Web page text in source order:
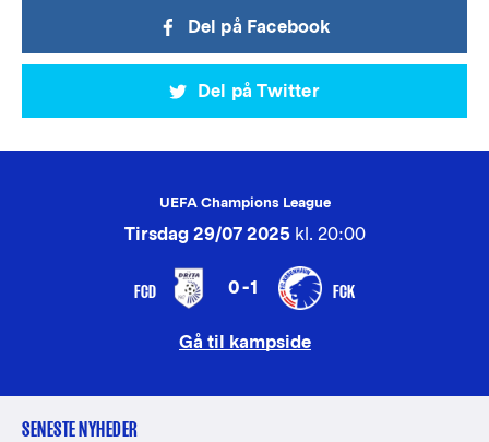
Del på Facebook
Del på Twitter
UEFA Champions League
Tirsdag 29/07 2025kl. 20:00
FCD 0-1 FCK
Gå til kampside
SENESTE NYHEDER